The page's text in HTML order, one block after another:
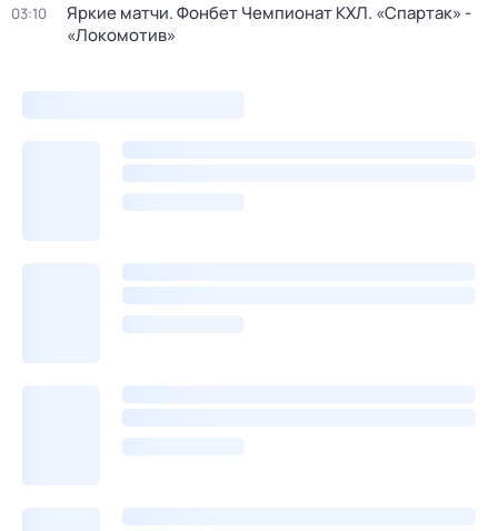
03:10
Яркие матчи. Фонбет Чемпионат КХЛ. «Спартак» -
«Локомотив»